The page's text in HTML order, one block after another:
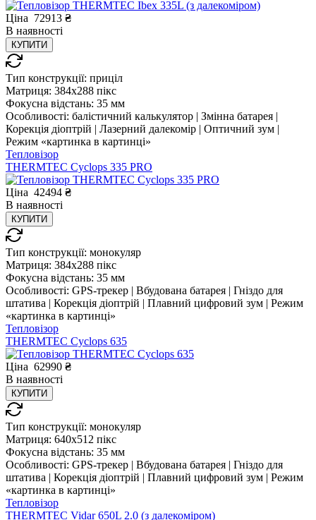
Ціна 72913 ₴
В наявності
КУПИТИ
Тип конструкції: приціл
Матриця: 384x288 пікс
Фокусна відстань: 35 мм
Особливості: балістичний калькулятор | Змінна батарея |
Корекція діоптрій | Лазерний далекомір | Оптичний зум |
Режим «картинка в картинці»
Тепловізор
THERMTEC Cyclops 335 PRO
Ціна 42494 ₴
В наявності
КУПИТИ
Тип конструкції: монокуляр
Матриця: 384x288 пікс
Фокусна відстань: 35 мм
Особливості: GPS-трекер | Вбудована батарея | Гніздо для
штатива | Корекція діоптрій | Плавний цифровий зум | Режим
«картинка в картинці»
Тепловізор
THERMTEC Cyclops 635
Ціна 62990 ₴
В наявності
КУПИТИ
Тип конструкції: монокуляр
Матриця: 640x512 пікс
Фокусна відстань: 35 мм
Особливості: GPS-трекер | Вбудована батарея | Гніздо для
штатива | Корекція діоптрій | Плавний цифровий зум | Режим
«картинка в картинці»
Тепловізор
THERMTEC Vidar 650L 2.0 (з далекоміром)